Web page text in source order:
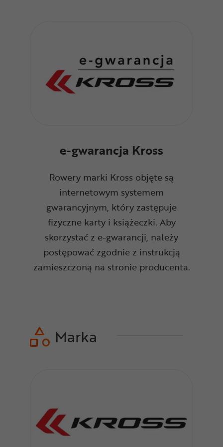
e-gwarancja Kross
Rowery marki Kross objęte są
internetowym systemem
gwarancyjnym, który zastępuje
fizyczne karty i książeczki. Aby
skorzystać z e-gwarancji, należy
postępować zgodnie z instrukcją
zamieszczoną na stronie producenta.
Marka